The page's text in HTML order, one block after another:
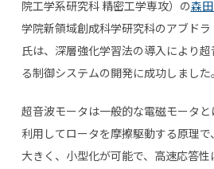
院工学系研究科 精密工学専攻）の森
学院新領域創成科学研究科のアブド
氏は、深層強化学習法の導入により
る制御システムの開発に成功しました。
超音波モータは一般的な電磁モータ
利用してロータを摩擦駆動する原理
大きく、小型化が可能で、高速応答